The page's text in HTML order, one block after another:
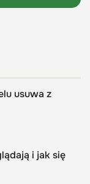
usuwa z
i jak się